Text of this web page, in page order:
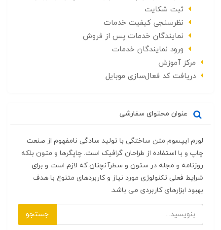
ثبت شکایت
نظرسنجی کیفیت خدمات
نمایندگان خدمات پس از فروش
ورود نمایندگان خدمات
مرکز آموزش
دریافت کد فعال‌سازی موبایل
عنوان محتوای سفارشی
لورم ایپسوم متن ساختگی با تولید سادگی نامفهوم از صنعت
چاپ و با استفاده از طراحان گرافیک است. چاپگرها و متون بلکه
روزنامه و مجله در ستون و سطرآنچنان که لازم است و برای
شرایط فعلی تکنولوژی مورد نیاز و کاربردهای متنوع با هدف
بهبود ابزارهای کاربردی می باشد.
جستجو